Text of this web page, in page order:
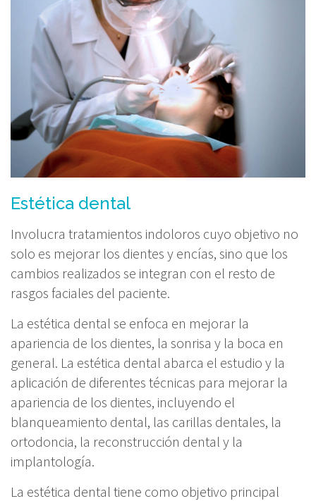
Estética dental
Involucra tratamientos indoloros cuyo objetivo no
solo es mejorar los dientes y encías, sino que los
cambios realizados se integran con el resto de
rasgos faciales del paciente.
La estética dental se enfoca en mejorar la
apariencia de los dientes, la sonrisa y la boca en
general. La estética dental abarca el estudio y la
aplicación de diferentes técnicas para mejorar la
apariencia de los dientes, incluyendo el
blanqueamiento dental, las carillas dentales, la
ortodoncia, la reconstrucción dental y la
implantología.
La estética dental tiene como objetivo principal